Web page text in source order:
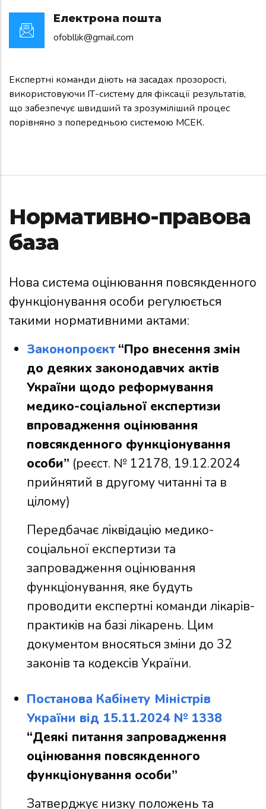
Електрона пошта
ofobllik@gmail.com
Експертні команди діють на засадах прозорості,
використовуючи ІТ-систему для фіксації результатів,
що забезпечує швидший та зрозуміліший процес
порівняно з попередньою системою МСЕК.
Нормативно-правова
база
Нова система оцінювання повсякденного
функціонування особи регулюється
такими нормативними актами:
Законопроєкт “Про внесення змін
до деяких законодавчих актів
України щодо реформування
медико-соціальної експертизи
впровадження оцінювання
повсякденного функціонування
особи” (реєст. № 12178, 19.12.2024
прийнятий в другому читанні та в
цілому)
Передбачає ліквідацію медико-
соціальної експертизи та
запровадження оцінювання
функціонування, яке будуть
проводити експертні команди лікарів-
практиків на базі лікарень. Цим
документом вносяться зміни до 32
законів та кодексів України.
Постанова Кабінету Міністрів
України від 15.11.2024 № 1338
“Деякі питання запровадження
оцінювання повсякденного
функціонування особи”
Затверджує низку положень та